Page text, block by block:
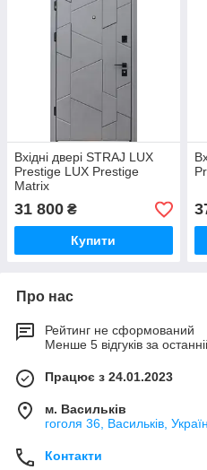
Вхідні двері STRAJ LUX
Prestige LUX Prestige
Matrix
31 800 ₴
Купити
Про нас
Рейтинг не сформований
Менше 5 відгуків за
Працює з 24.01.2023
м. Васильків
гоголя 36, Васильків,
Контакти